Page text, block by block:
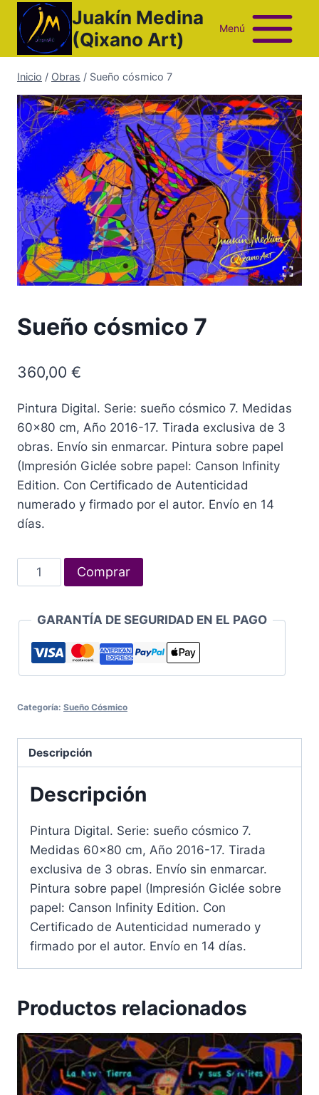
Saltar
contenido
Juakín Medina
(Qixano Art)
Menú
Inicio / Obras / Sueño cósmico 7
Sueño cósmico 7
360,00 €
Pintura Digital. Serie: sueño cósmico 7. Medidas
60×80 cm, Año 2016-17. Tirada exclusiva de 3
obras. Envío sin enmarcar. Pintura sobre papel
(Impresión Giclée sobre papel: Canson Infinity
Edition. Con Certificado de Autenticidad
numerado y firmado por el autor. Envío en 14
días.
Sueño
cósmico
cantidad
Comprar
GARANTÍA DE SEGURIDAD EN EL PAGO
Categoría: Sueño Cósmico
Descripción
Descripción
Pintura Digital. Serie: sueño cósmico 7.
Medidas 60×80 cm, Año 2016-17. Tirada
exclusiva de 3 obras. Envío sin enmarcar.
Pintura sobre papel (Impresión Giclée sobre
papel: Canson Infinity Edition. Con
Certificado de Autenticidad numerado y
firmado por el autor. Envío en 14 días.
Productos relacionados